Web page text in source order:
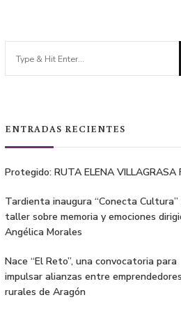
ENTRADAS RECIENTES
Protegido: RUTA ELENA VILLAGRASA
Tardienta inaugura “Conecta Cultura”
taller sobre memoria y emociones
Angélica Morales
Nace “El Reto”, una convocatoria para
impulsar alianzas entre emprendedores
rurales de Aragón